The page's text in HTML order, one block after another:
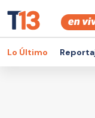
Lo Último